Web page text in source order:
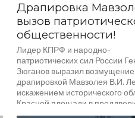
Драпировка
вызов
общественности!
Лидер КПРФ и народно-
патриотических сил России
Зюганов выразил возмущение
драпировкой Мавзолея В.И.
искажением исторического
Красной площади в